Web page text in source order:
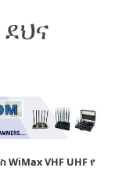
ደህና
WiMax VHF UHF የ